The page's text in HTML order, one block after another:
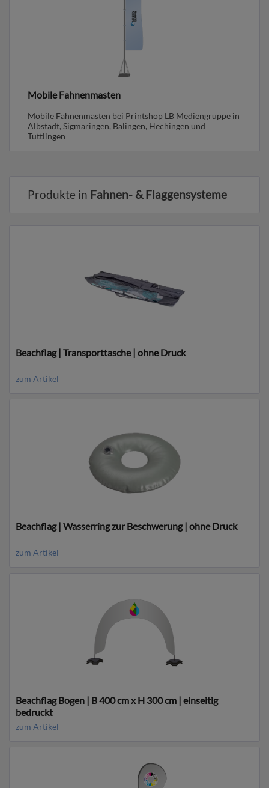
Mobile Fahnenmasten
Mobile Fahnenmasten bei Printshop LB Mediengruppe in
Albstadt, Sigmaringen, Balingen, Hechingen und
Tuttlingen
Produkte in Fahnen- & Flaggensysteme
Beachflag | Transporttasche | ohne Druck
zum Artikel
Beachflag | Wasserring zur Beschwerung | ohne Druck
zum Artikel
Beachflag Bogen | B 400 cm x H 300 cm | einseitig
bedruckt
zum Artikel